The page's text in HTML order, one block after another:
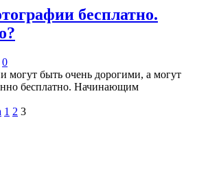
бесплатно.
0
могут быть очень дорогими, а могут
бесплатно. Начинающим
1 2 3